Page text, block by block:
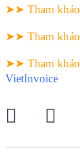
➤➤ Tham khảo
➤➤ Tham khảo
➤➤ Tham khảo
VietInvoice